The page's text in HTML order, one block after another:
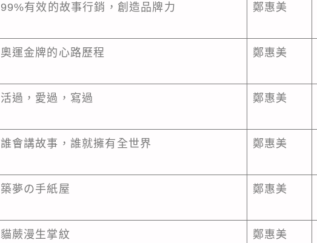
99%有效的故事行銷，創造品牌力 鄭惠美
奧運金牌的心路歷程 鄭惠美
活過，愛過，寫過 鄭惠美
誰會講故事，誰就擁有全世界 鄭惠美
築夢の手紙屋 鄭惠美
貓蕨漫生掌紋 鄭惠美